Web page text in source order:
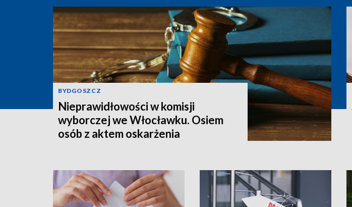
BYDGOSZCZ
Nieprawidłowości w komisji
wyborczej we Włocławku. Osiem
osób z aktem oskarżenia